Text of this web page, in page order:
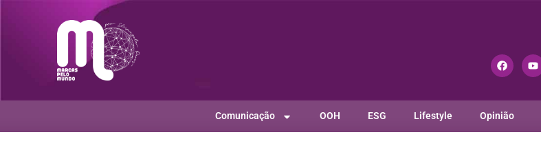
Comunicação OOH ESG Lifestyle Opinião